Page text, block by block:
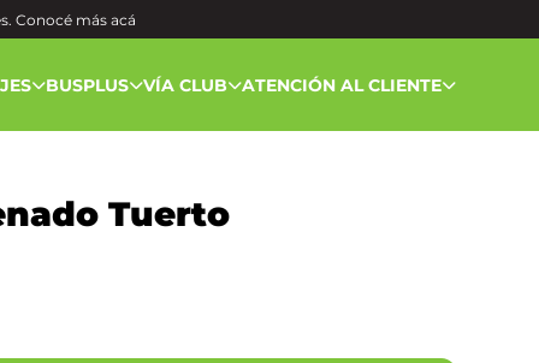
Conocé másacá
BUSPLUS VÍA CLUB ATENCIÓN AL CLIENTE
Tuerto